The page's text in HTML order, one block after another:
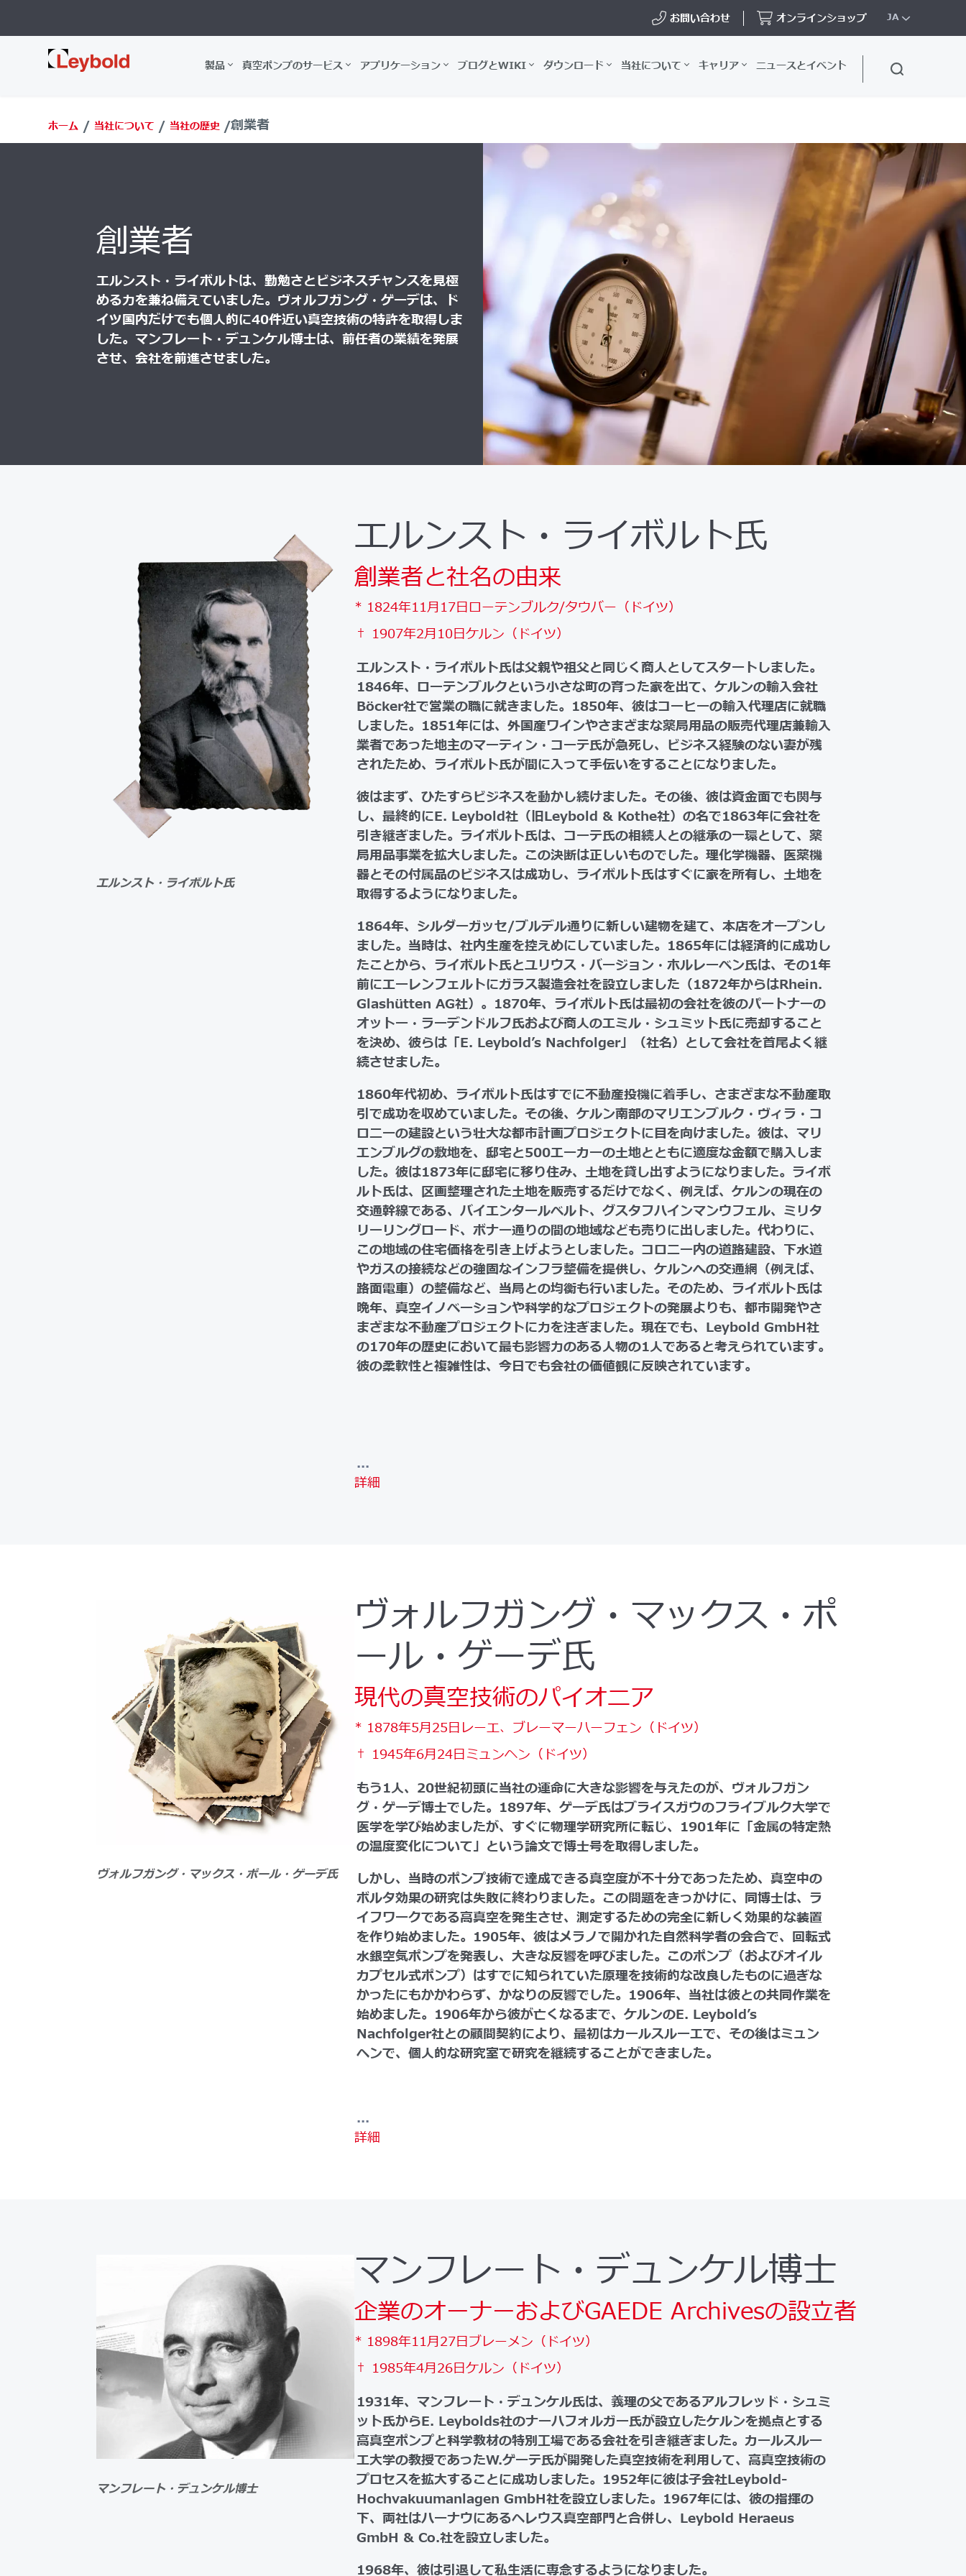
お問い合わせ オンラインショップ JA
Leybold 製品 真空ポンプのサービス アプリケーション ブログとWIKI ダウンロード 当社について キャリア ニュースとイベント
ホーム 当社について 当社の歴史 創業者
創業者
エルンスト・ライボルトは、勤勉さとビジネスチャンスを見極
める力を兼ね備えていました。ヴォルフガング・ゲーデは、ド
イツ国内だけでも個人的に40件近い真空技術の特許を取得しま
した。マンフレート・デュンケル博士は、前任者の業績を発展
させ、会社を前進させました。
エルンスト・ライボルト氏
エルンスト・ライボルト氏
創業者と社名の由来
* 1824年11月17日ローテンブルク/タウバー（ドイツ）
† 1907年2月10日ケルン（ドイツ）
エルンスト・ライボルト氏は父親や祖父と同じく商人としてスタートしました。
1846年、ローテンブルクという小さな町の育った家を出て、ケルンの輸入会社
Böcker社で営業の職に就きました。1850年、彼はコーヒーの輸入代理店に就職
しました。1851年には、外国産ワインやさまざまな薬局用品の販売代理店兼輸入
業者であった地主のマーティン・コーテ氏が急死し、ビジネス経験のない妻が残
されたため、ライボルト氏が間に入って手伝いをすることになりました。
彼はまず、ひたすらビジネスを動かし続けました。その後、彼は資金面でも関与
し、最終的にE. Leybold社（旧Leybold & Kothe社）の名で1863年に会社を
引き継ぎました。ライボルト氏は、コーテ氏の相続人との継承の一環として、薬
局用品事業を拡大しました。この決断は正しいものでした。理化学機器、医薬機
器とその付属品のビジネスは成功し、ライボルト氏はすぐに家を所有し、土地を
取得するようになりました。
1864年、シルダーガッセ/ブルデル通りに新しい建物を建て、本店をオープンし
ました。当時は、社内生産を控えめにしていました。1865年には経済的に成功し
たことから、ライボルト氏とユリウス・バージョン・ホルレーベン氏は、その1年
前にエーレンフェルトにガラス製造会社を設立しました（1872年からはRhein.
Glashütten AG社）。1870年、ライボルト氏は最初の会社を彼のパートナーの
オットー・ラーデンドルフ氏および商人のエミル・シュミット氏に売却すること
を決め、彼らは「E. Leybold’s Nachfolger」（社名）として会社を首尾よく継
続させました。
1860年代初め、ライボルト氏はすでに不動産投機に着手し、さまざまな不動産取
引で成功を収めていました。その後、ケルン南部のマリエンブルク・ヴィラ・コ
ロニーの建設という壮大な都市計画プロジェクトに目を向けました。彼は、マリ
エンブルグの敷地を、邸宅と500エーカーの土地とともに適度な金額で購入しま
した。彼は1873年に邸宅に移り住み、土地を貸し出すようになりました。ライボ
ルト氏は、区画整理された土地を販売するだけでなく、例えば、ケルンの現在の
交通幹線である、バイエンタールベルト、グスタフハインマンウフェル、ミリタ
リーリングロード、ボナー通りの間の地域なども売りに出しました。代わりに、
この地域の住宅価格を引き上げようとしました。コロニー内の道路建設、下水道
やガスの接続などの強固なインフラ整備を提供し、ケルンへの交通網（例えば、
路面電車）の整備など、当局との均衡も行いました。そのため、ライボルト氏は
晩年、真空イノベーションや科学的なプロジェクトの発展よりも、都市開発やさ
まざまな不動産プロジェクトに力を注ぎました。現在でも、Leybold GmbH社
の170年の歴史において最も影響力のある人物の1人であると考えられています。
彼の柔軟性と複雑性は、今日でも会社の価値観に反映されています。
...
詳細
ヴォルフガング・マックス・ポール・ゲーデ氏
ヴォルフガング・マックス・ポ
ール・ゲーデ氏
現代の真空技術のパイオニア
* 1878年5月25日レーエ、ブレーマーハーフェン（ドイツ）
† 1945年6月24日ミュンヘン（ドイツ）
もう1人、20世紀初頭に当社の運命に大きな影響を与えたのが、ヴォルフガン
グ・ゲーデ博士でした。1897年、ゲーデ氏はブライスガウのフライブルク大学で
医学を学び始めましたが、すぐに物理学研究所に転じ、1901年に「金属の特定熱
の温度変化について」という論文で博士号を取得しました。
しかし、当時のポンプ技術で達成できる真空度が不十分であったため、真空中の
ボルタ効果の研究は失敗に終わりました。この問題をきっかけに、同博士は、ラ
イフワークである高真空を発生させ、測定するための完全に新しく効果的な装置
を作り始めました。1905年、彼はメラノで開かれた自然科学者の会合で、回転式
水銀空気ポンプを発表し、大きな反響を呼びました。このポンプ（およびオイル
カプセル式ポンプ）はすでに知られていた原理を技術的な改良したものに過ぎな
かったにもかかわらず、かなりの反響でした。1906年、当社は彼との共同作業を
始めました。1906年から彼が亡くなるまで、ケルンのE. Leybold’s
Nachfolger社との顧問契約により、最初はカールスルーエで、その後はミュン
ヘンで、個人的な研究室で研究を継続することができました。
...
詳細
マンフレート・デュンケル博士
マンフレート・デュンケル博士
企業のオーナーおよびGAEDE Archivesの設立者
* 1898年11月27日ブレーメン（ドイツ）
† 1985年4月26日ケルン（ドイツ）
1931年、マンフレート・デュンケル氏は、義理の父であるアルフレッド・シュミ
ット氏からE. Leybolds社のナーハフォルガー氏が設立したケルンを拠点とする
高真空ポンプと科学教材の特別工場である会社を引き継ぎました。カールスルー
エ大学の教授であったW.ゲーテ氏が開発した真空技術を利用して、高真空技術の
プロセスを拡大することに成功しました。1952年に彼は子会社Leybold-
Hochvakuumanlagen GmbH社を設立しました。1967年には、彼の指揮の
下、両社はハーナウにあるヘレウス真空部門と合併し、Leybold Heraeus
GmbH & Co.社を設立しました。
1968年、彼は引退して私生活に専念するようになりました。